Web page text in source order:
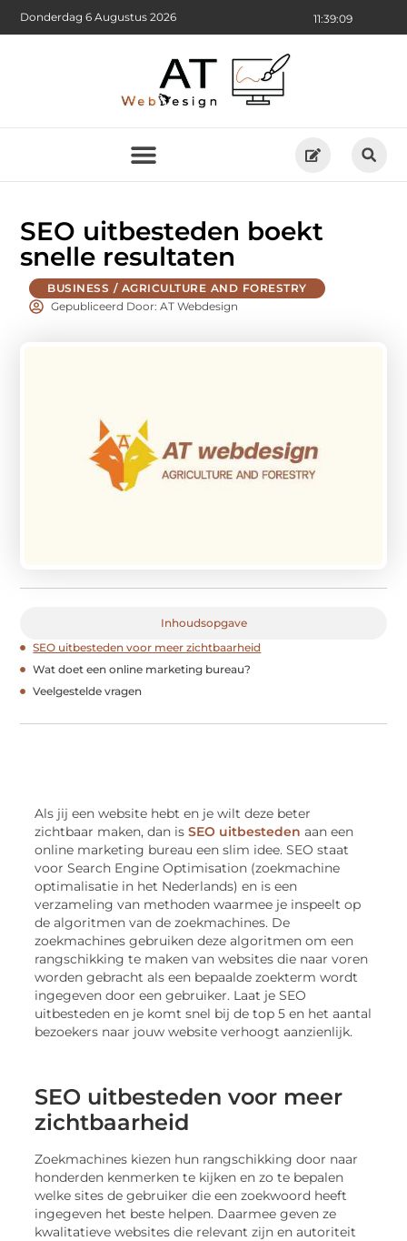
11:39:10
Donderdag 6 Augustus 2026
SEO uitbesteden boekt
snelle resultaten
BUSINESS / AGRICULTURE AND FORESTRY
Gepubliceerd Door: AT Webdesign
Inhoudsopgave
SEO uitbesteden voor meer zichtbaarheid
Wat doet een online marketing bureau?
Veelgestelde vragen
Als jij een website hebt en je wilt deze beter
zichtbaar maken, dan isSEO uitbesteden aan een
online marketing bureau een slim idee. SEO staat
voor Search Engine Optimisation (zoekmachine
optimalisatie in het Nederlands) en is een
verzameling van methoden waarmee je inspeelt op
de algoritmen van de zoekmachines. De
zoekmachines gebruiken deze algoritmen om een
rangschikking te maken van websites die naar voren
worden gebracht als een bepaalde zoekterm wordt
ingegeven door een gebruiker. Laat je SEO
uitbesteden en je komt snel bij de top 5 en het aantal
bezoekers naar jouw website verhoogt aanzienlijk.
SEO uitbesteden voor meer
zichtbaarheid
Zoekmachines kiezen hun rangschikking door naar
honderden kenmerken te kijken en zo te bepalen
welke sites de gebruiker die een zoekwoord heeft
ingegeven het beste helpen. Daarmee geven ze
kwalitatieve websites die relevant zijn en autoriteit